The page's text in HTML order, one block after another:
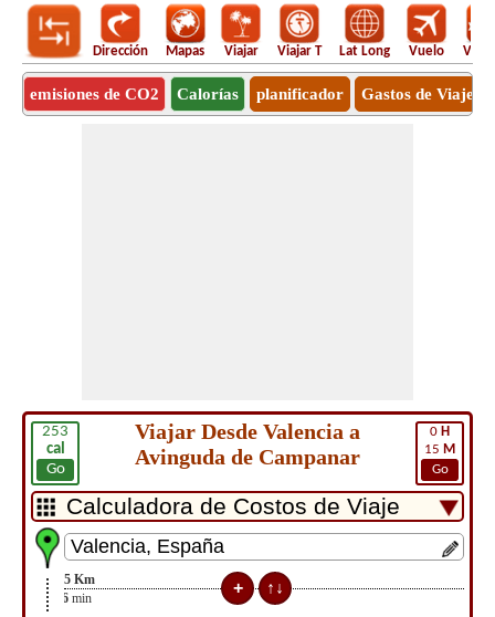
Dirección Mapas Viajar Viajar T Lat Long Vuelo
emisiones de CO2 Calorías planificador Gastos de Viaje
253
cal
Go
0 H
15 M
Go
Viajar Desde Valencia a
Avinguda de Campanar
5 Km
16 min